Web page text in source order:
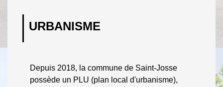
URBANISME
Depuis 2018, la commune de Saint-Josse
possède un PLU (plan local d'urbanisme),